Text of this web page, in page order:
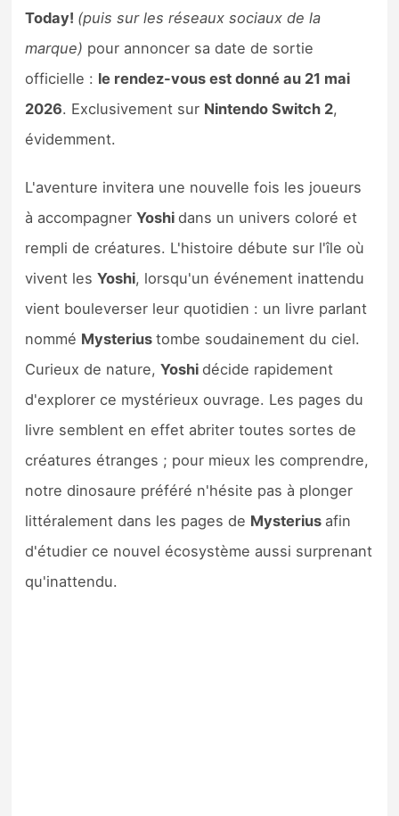
Précommandes jeux Switch 2
Sorties de jeux
Bons plans
Guides
Today! (puis sur les réseaux sociaux de la
marque) pour annoncer sa date de sortie
officielle : le rendez-vous est donné au 21 mai
2026. Exclusivement sur Nintendo Switch 2,
évidemment.
L'aventure invitera une nouvelle fois les joueurs
à accompagnerYoshidans un univers coloré et
rempli de créatures. L'histoire débute sur l'île où
vivent lesYoshi, lorsqu'un événement inattendu
vient bouleverser leur quotidien : un livre parlant
nommé Mysteriustombe soudainement du ciel.
Curieux de nature,Yoshidécide rapidement
d'explorer ce mystérieux ouvrage. Les pages du
livre semblent en effet abriter toutes sortes de
créatures étranges ; pour mieux les comprendre,
notre dinosaure préféré n'hésite pas à plonger
littéralement dans les pages de Mysterius afin
d'étudier ce nouvel écosystème aussi surprenant
qu'inattendu.